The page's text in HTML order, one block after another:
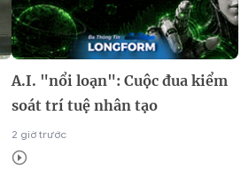
A.I. "nổi loạn": Cuộc đua kiểm
soát trí tuệ nhân tạo
2 giờ trước